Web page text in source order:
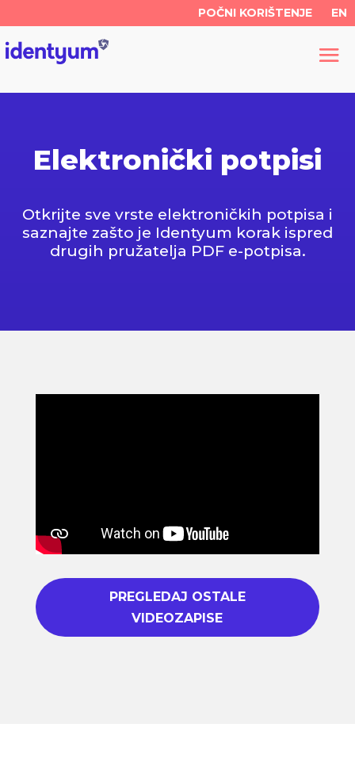
POČNI KORIŠTENJE EN
Elektronički potpisi
Otkrijte sve vrste elektroničkih potpisa i
saznajte zašto je Identyum korak ispred
drugih pružatelja PDF e-potpisa.
PREGLEDAJ OSTALE
VIDEOZAPISE